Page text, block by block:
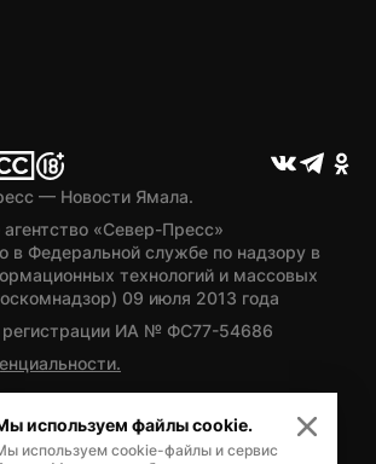
— Новости Ямала.
«Север-Пресс»
в Федеральной службе по надзору в
технологий и массовых
09 июля 2013 года
регистрации ИА № ФС77-54686
— А.Л. Поздеев
используем файлы cookie.
используем cookie-файлы и сервис